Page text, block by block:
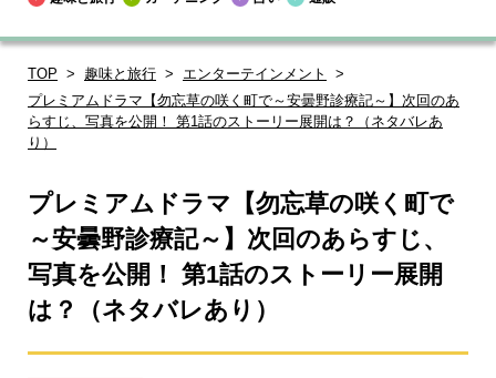
TOP 趣味と旅行
エンターテインメント
プレミアムドラマ【勿忘草の咲く町で～安曇野診療記～】次回のあ
らすじ、写真を公開！ 第1話のストーリー展開は？（ネタバレあ
り）
プレミアムドラマ【勿忘草の咲く町で
～安曇野診療記～】次回のあらすじ、
写真を公開！ 第1話のストーリー展開
は？（ネタバレあり）